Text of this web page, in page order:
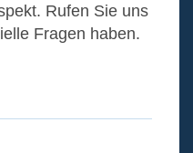
Rufen Sie uns
Fragen haben.